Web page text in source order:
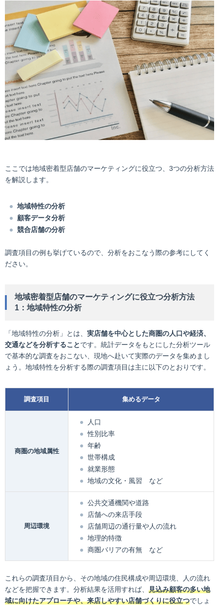
ここでは地域密着型店舗のマーケティングに役立つ、3つの分析方法
を解説します。
地域特性の分析
顧客データ分析
競合店舗の分析
調査項目の例も挙げているので、分析をおこなう際の参考にしてく
ださい。
地域密着型店舗のマーケティングに役立つ分析方法
1：地域特性の分析
「地域特性の分析」とは、 実店舗を中心とした商圏の人口や経済、
交通などを分析することです。統計データをもとにした分析ツール
で基本的な調査をおこない、現地へ赴いて実際のデータを集めまし
ょう。地域特性を分析する際の調査項目は主に以下のとおりです。
調査項目 集めるデータ
商圏の地域属性
人口
性別比率
年齢
世帯構成
就業形態
地域の文化・風習 など
周辺環境
公共交通機関や道路
店舗への来店手段
店舗周辺の通行量や人の流れ
地理的特徴
商圏バリアの有無 など
これらの調査項目から、その地域の住民構成や周辺環境、人の流れ
などを把握できます。分析結果を活用すれば、 見込み顧客の多い地
域に向けたアプローチや、来店しやすい店舗づくりに役立つでしょ